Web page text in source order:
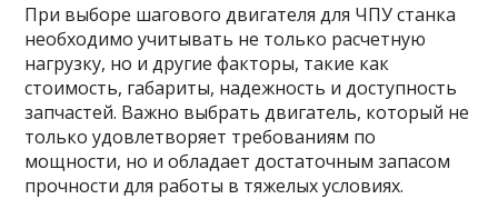
При выборе шагового двигателя для ЧПУ станка
необходимо учитывать не только расчетную
нагрузку, но и другие факторы, такие как
стоимость, габариты, надежность и доступность
запчастей. Важно выбрать двигатель, который не
только удовлетворяет требованиям по
мощности, но и обладает достаточным запасом
прочности для работы в тяжелых условиях.